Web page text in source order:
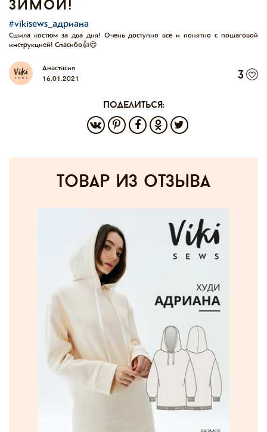
зимой!
#vikisews_адриана
Сшила костюм за два дня! Очень доступно все и понятно с пошаговой
инструкцией! Спасибо👍😍
Анастасия
16.01.2021
3
поделиться:
товар из отзыва